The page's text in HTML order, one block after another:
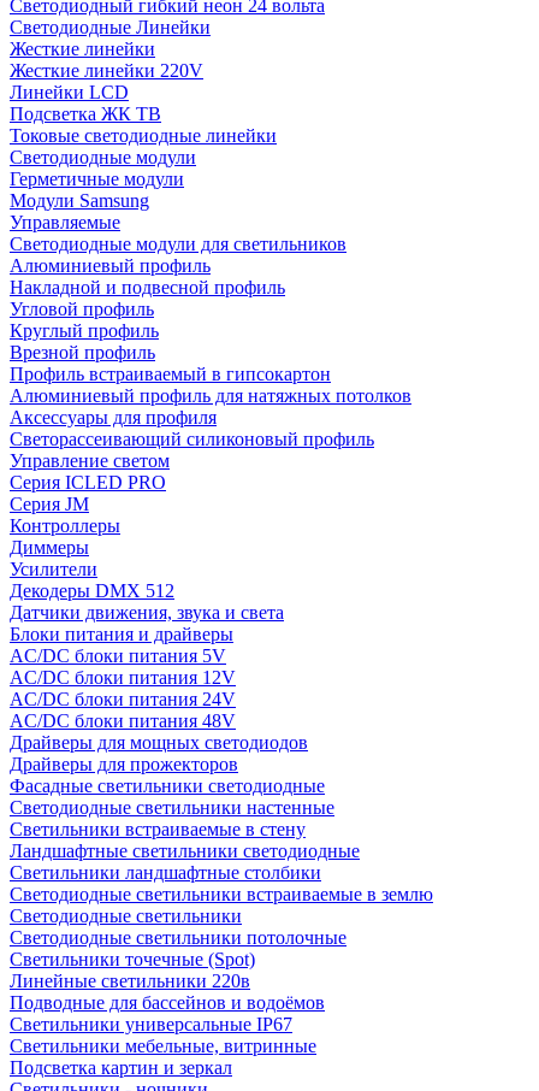
Светодиодный гибкий неон 24 вольта
Светодиодные Линейки
Жесткие линейки
Жесткие линейки 220V
Линейки LCD
Подсветка ЖК ТВ
Токовые светодиодные линейки
Светодиодные модули
Герметичные модули
Модули Samsung
Управляемые
Светодиодные модули для светильников
Алюминиевый профиль
Накладной и подвесной профиль
Угловой профиль
Круглый профиль
Врезной профиль
Профиль встраиваемый в гипсокартон
Алюминиевый профиль для натяжных потолков
Аксессуары для профиля
Светорассеивающий силиконовый профиль
Управление светом
Серия ICLED PRO
Серия JM
Контроллеры
Диммеры
Усилители
Декодеры DMX 512
Датчики движения, звука и света
Блоки питания и драйверы
AC/DC блоки питания 5V
AC/DC блоки питания 12V
AC/DC блоки питания 24V
AC/DC блоки питания 48V
Драйверы для мощных светодиодов
Драйверы для прожекторов
Фасадные светильники светодиодные
Светодиодные светильники настенные
Светильники встраиваемые в стену
Ландшафтные светильники светодиодные
Светильники ландшафтные столбики
Светодиодные светильники встраиваемые в землю
Светодиодные светильники
Светодиодные светильники потолочные
Светильники точечные (Spot)
Линейные светильники 220в
Подводные для бассейнов и водоёмов
Светильники универсальные IP67
Светильники мебельные, витринные
Подсветка картин и зеркал